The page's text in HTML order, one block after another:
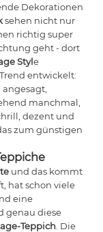
Dekorationen
sehen nicht nur
richtig super
geht - dort
Style
entwickelt:
manchmal,
dezent und
zum günstigen
und das kommt
hat schon viele
eine
genau diese
Teppich . Die